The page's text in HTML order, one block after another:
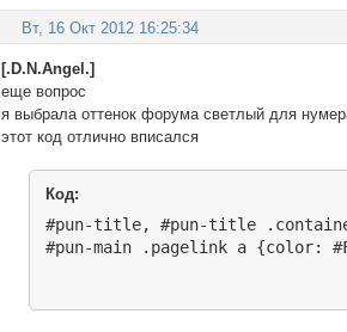
Вт, 16 Окт 2012 16:25:34
[.D.N.Angel.]
еще вопрос
я выбрала оттенок форума светлый для
этот код отлично вписался
Код:
#pun-title, #pun-title
#pun-main .pagelink a {color: